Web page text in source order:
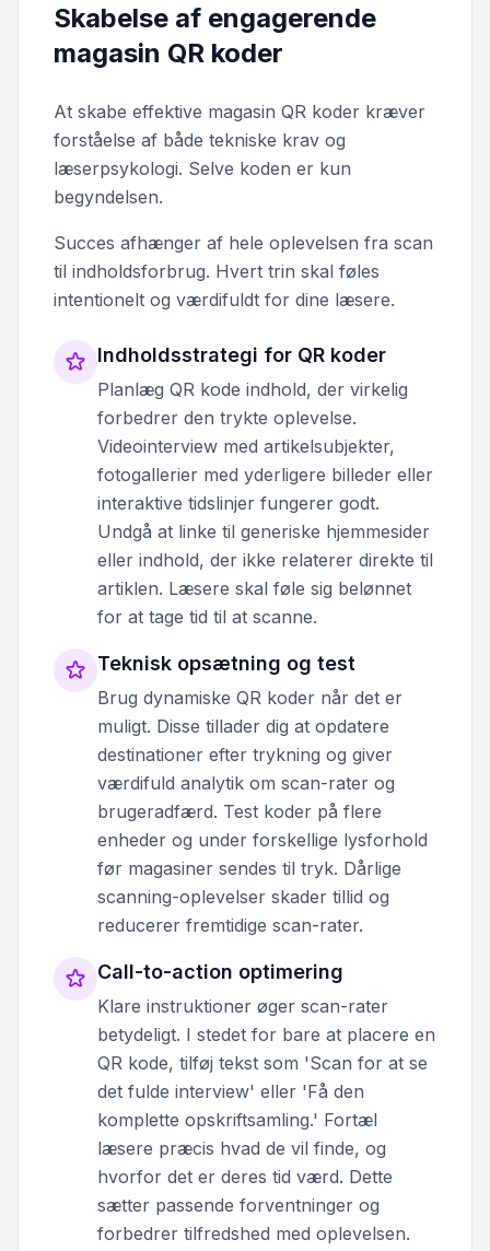
Skabelse af engagerende
magasin QR koder
At skabe effektive magasin QR koder kræver
forståelse af både tekniske krav og
læserpsykologi. Selve koden er kun
begyndelsen.
Succes afhænger af hele oplevelsen fra scan
til indholdsforbrug. Hvert trin skal føles
intentionelt og værdifuldt for dine læsere.
Indholdsstrategi for QR koder
Planlæg QR kode indhold, der virkelig
forbedrer den trykte oplevelse.
Videointerview med artikelsubjekter,
fotogallerier med yderligere billeder eller
interaktive tidslinjer fungerer godt.
Undgå at linke til generiske hjemmesider
eller indhold, der ikke relaterer direkte til
artiklen. Læsere skal føle sig belønnet
for at tage tid til at scanne.
Teknisk opsætning og test
Brug dynamiske QR koder når det er
muligt. Disse tillader dig at opdatere
destinationer efter trykning og giver
værdifuld analytik om scan-rater og
brugeradfærd. Test koder på flere
enheder og under forskellige lysforhold
før magasiner sendes til tryk. Dårlige
scanning-oplevelser skader tillid og
reducerer fremtidige scan-rater.
Call-to-action optimering
Klare instruktioner øger scan-rater
betydeligt. I stedet for bare at placere en
QR kode, tilføj tekst som 'Scan for at se
det fulde interview' eller 'Få den
komplette opskriftsamling.' Fortæl
læsere præcis hvad de vil finde, og
hvorfor det er deres tid værd. Dette
sætter passende forventninger og
forbedrer tilfredshed med oplevelsen.